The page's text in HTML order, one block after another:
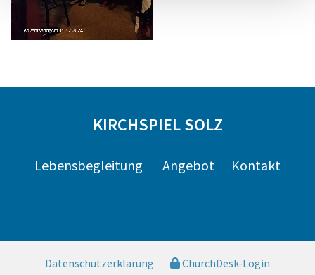
KIRCHSPIEL SOLZ
Lebensbegleitung Angebot Kontakt
Datenschutzerklärung ChurchDesk-Login